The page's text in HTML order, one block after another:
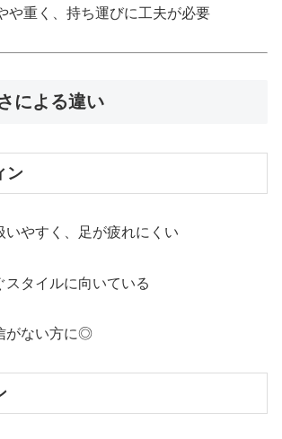
や重く、持ち運びに工夫が必要
による違い
ン
いやすく、足が疲れにくい
スタイルに向いている
がない方に◎